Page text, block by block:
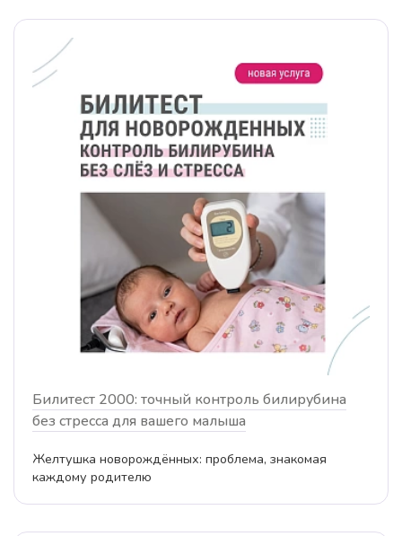
Билитест 2000: точный контроль билирубина
без стресса для вашего малыша
Желтушка новорождённых: проблема, знакомая
каждому родителю